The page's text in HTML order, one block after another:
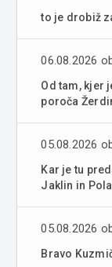
to je drobiž
06.08.2026
Od tam, kjer
poroča
05.08.2026
Kar je tu
Jaklin in
05.08.2026
Bravo